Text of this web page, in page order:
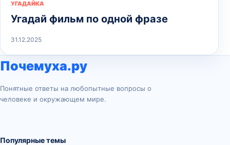
УГАДАЙКА
Угадай фильм по одной фразе
31.12.2025
Почемуха.ру
Понятные ответы на любопытные вопросы о
человеке и окружающем мире.
Популярные темы